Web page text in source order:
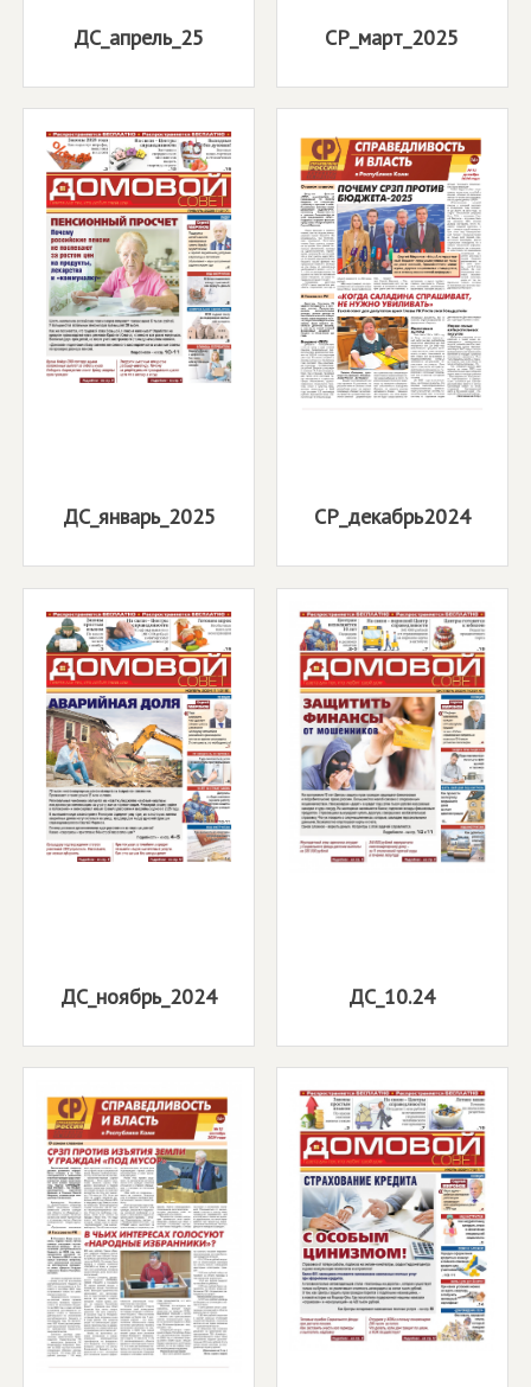
ДС_апрель_25 СР_март_2025
ДС_январь_2025 СР_декабрь2024
ДС_ноябрь_2024 ДС_10.24